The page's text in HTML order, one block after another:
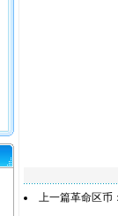
上一篇革命区币